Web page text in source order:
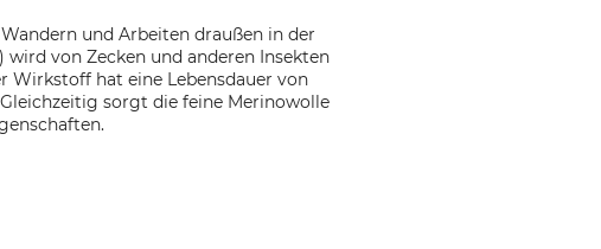
und Arbeiten draußen in der
von Zecken und anderen Insekten
Wirkstoff hat eine Lebensdauer von
sorgt die feine Merinowolle